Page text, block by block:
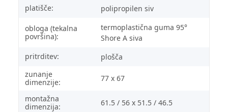
platišče:
polipropilen siv
obloga (tekalna
površina):
termoplastična guma 95°
Shore A siva
pritrditev:
plošča
zunanje
dimenzije:
77 x 67
montažna
dimenzija:
61.5 / 56 x 51.5 / 46.5